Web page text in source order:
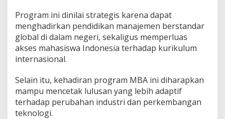
Program ini dinilai strategis karena dapat
menghadirkan pendidikan manajemen berstandar
global di dalam negeri, sekaligus memperluas
akses mahasiswa Indonesia terhadap kurikulum
internasional.
Selain itu, kehadiran program MBA ini diharapkan
mampu mencetak lulusan yang lebih adaptif
terhadap perubahan industri dan perkembangan
teknologi.